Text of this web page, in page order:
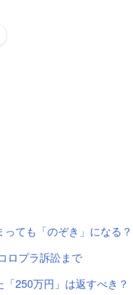
ても「のぞき」になる？
ロプラ訴訟まで
250万円」は返すべき？